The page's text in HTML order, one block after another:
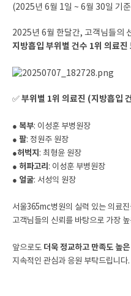
(2025년 6월 1일 ~ 6월 30일 기
2025년 6월 한달간, 고객님들의
지방흡입 부위별 건수 1위 의료
✅부위별 1위 의료진 (지방흡입
● 복부: 이성훈 부병원장
● 팔: 정원주 원장
●허벅지 : 최형윤 원장
● 허파고리 : 이성훈 부병원장
● 얼굴: 서성익 원장
서울365mc병원의 실력 있는 의료진
고객님들의 신뢰를 바탕으로 가장
앞으로도 더욱 정교하고 만족도 높
지속적인 관심과 응원 부탁드립니다